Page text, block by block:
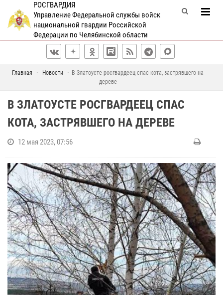
РОСГВАРДИЯ
Управление Федеральной службы войск
национальной гвардии Российской
Федерации по Челябинской области
Главная Новости
В Златоусте росгвардеец спас кота, застрявшего на
дереве
В ЗЛАТОУСТЕ РОСГВАРДЕЕЦ СПАС
КОТА, ЗАСТРЯВШЕГО НА ДЕРЕВЕ
12 мая 2023, 07:56